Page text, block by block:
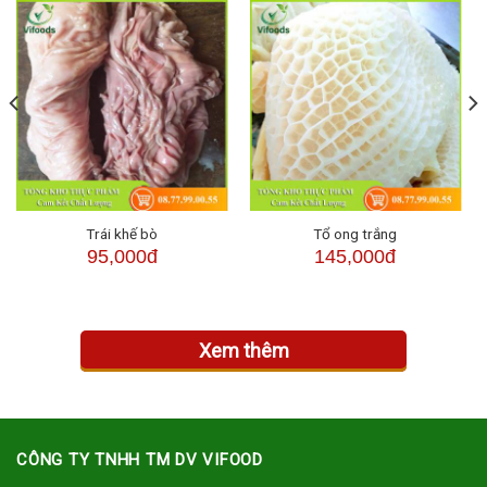
đó ướp với các gia vị đã chuẩn bị sẵn trong khoảng 30 phút.
-Bắc chảo lên bếp, phi thơm hành tím cùng chút ớt rồi cho lòng
bò đã ướp vào xào hơi săn lại.
-Sử dụng một nồi lớn, cho nước dùng, nước dừa tươi vào đun sôi,
cho sả, quế, hoa hồi vào cùng, nêm lại gia vị cho vừa miệng rồi
cho lòng bò vào đun tiếp một lúc. Khi ăn cho rau củ vào nấu một
lúc là có thể thưởng thức.
Trái khế bò
95,000đ
Tổ ong trắng
145,000đ
Xem thêm
CÔNG TY TNHH TM DV VIFOOD